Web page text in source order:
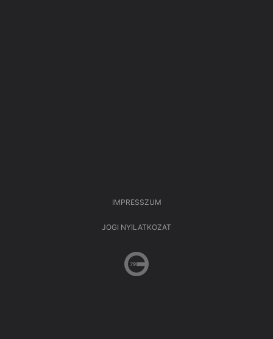
IMPRESSZUM
JOGI NYILATKOZAT